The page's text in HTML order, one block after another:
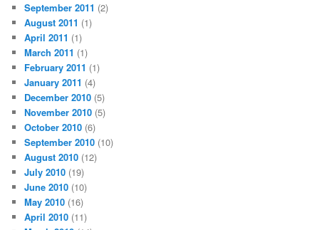
September 2011 (2)
August 2011 (1)
April 2011 (1)
March 2011 (1)
February 2011 (1)
January 2011 (4)
December 2010 (5)
November 2010 (5)
October 2010 (6)
September 2010 (10)
August 2010 (12)
July 2010 (19)
June 2010 (10)
May 2010 (16)
April 2010 (11)